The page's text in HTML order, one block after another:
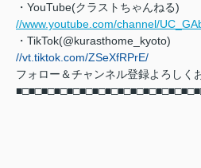
・YouTube(クラストちゃんねる)
//www.youtube.com/channel/
・TikTok(@kurasthome_kyoto)
//vt.tiktok.com/ZSeXfRPrE/
フォロー＆チャンネル登録よろしく